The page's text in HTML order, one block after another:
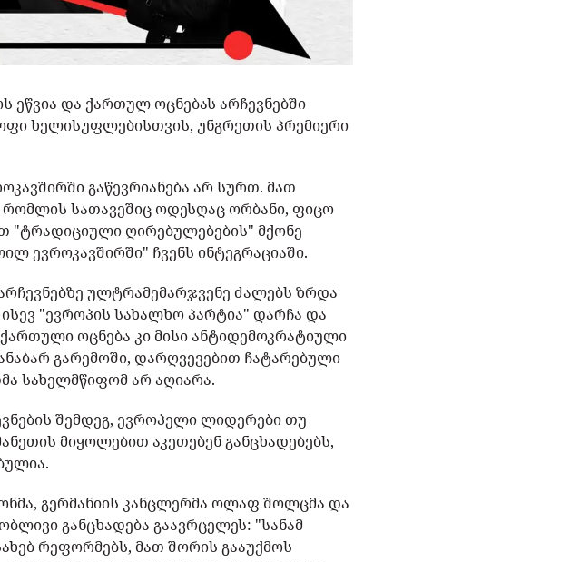
და ქართულ ოცნებას არჩევნებში
ხელისუფლებისთვის, უნგრეთის პრემიერი
გაწევრიანება არ სურთ. მათ
რომლის სათავეშიც ოდესღაც ორბანი, ფიცო
"ტრადიციული ღირებულებების" მქონე
ევროკავშირში" ჩვენს ინტეგრაციაში.
ულტრამემარჯვენე ძალებს ზრდა
"ევროპის სახალხო პარტია" დარჩა და
ოცნება კი მისი ანტიდემოკრატიული
გარემოში, დარღვევებით ჩატარებული
სახელმწიფომ არ აღიარა.
შემდეგ, ევროპელი ლიდერები თუ
მიყოლებით აკეთებენ განცხადებებს,
გერმანიის კანცლერმა ოლაფ შოლცმა და
განცხადება გაავრცელეს: "სანამ
რეფორმებს, მათ შორის გააუქმოს